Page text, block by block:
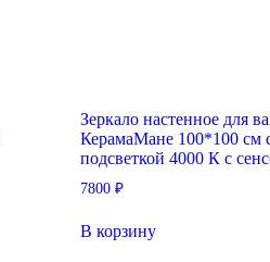
Зеркало настенное для
КерамаМане 100*100 см
подсветкой 4000 К с
7800 ₽
В корзину